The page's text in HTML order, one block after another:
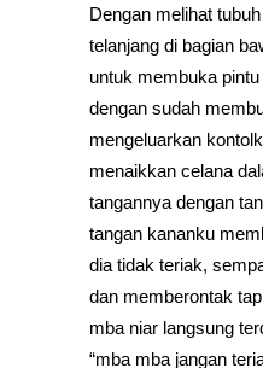
Dengan melihat
telanjang di bagian
untuk membuka
dengan sudah
mengeluarkan
menaikkan celana
tangannya dengan
tangan kananku
dia tidak teriak,
dan memberontak
mba niar langsung
“mba mba jangan